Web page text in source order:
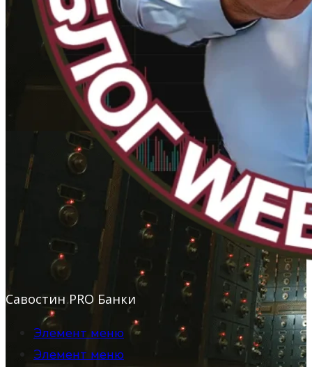
Савостин PRO Банки
Элемент меню
Элемент меню